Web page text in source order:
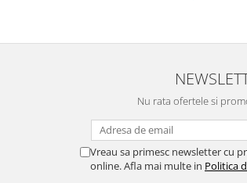
Nu rata ofertele si
Vreau sa primesc newsletter cu
online. Afla mai multe in Politica